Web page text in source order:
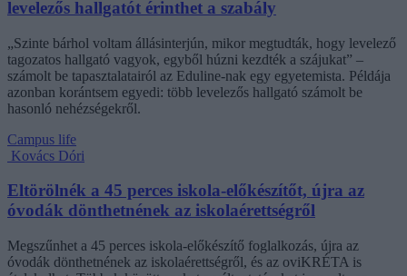
levelezős hallgatót érinthet a szabály
„Szinte bárhol voltam állásinterjún, mikor megtudták, hogy levelező
tagozatos hallgató vagyok, egyből húzni kezdték a szájukat” –
számolt be tapasztalatairól az Eduline-nak egy egyetemista. Példája
azonban korántsem egyedi: több levelezős hallgató számolt be
hasonló nehézségekről.
Campus life
Kovács Dóri
Eltörölnék a 45 perces iskola-előkészítőt, újra az
óvodák dönthetnének az iskolaérettségről
Megszűnhet a 45 perces iskola-előkészítő foglalkozás, újra az
óvodák dönthetnének az iskolaérettségről, és az oviKRÉTA is